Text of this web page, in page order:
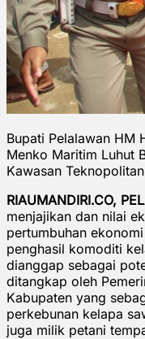
Bupati Pelalawan HM
Menko Maritim Luhut
Kawasan
RIAUMANDIRI.CO,
menjajikan dan nilai
pertumbuhan
penghasil komoditi
dianggap sebagai
ditangkap oleh
Kabupaten yang
perkebunan kelapa
juga milik petani